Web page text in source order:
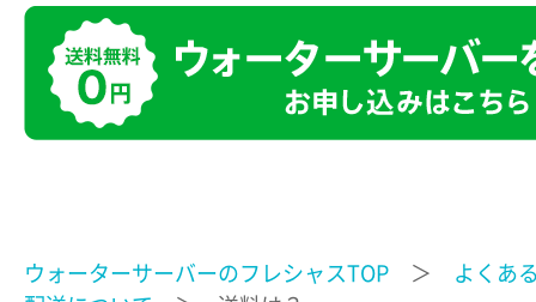
ウォーターサーバーのフレシャスTOP ＞
よくあ